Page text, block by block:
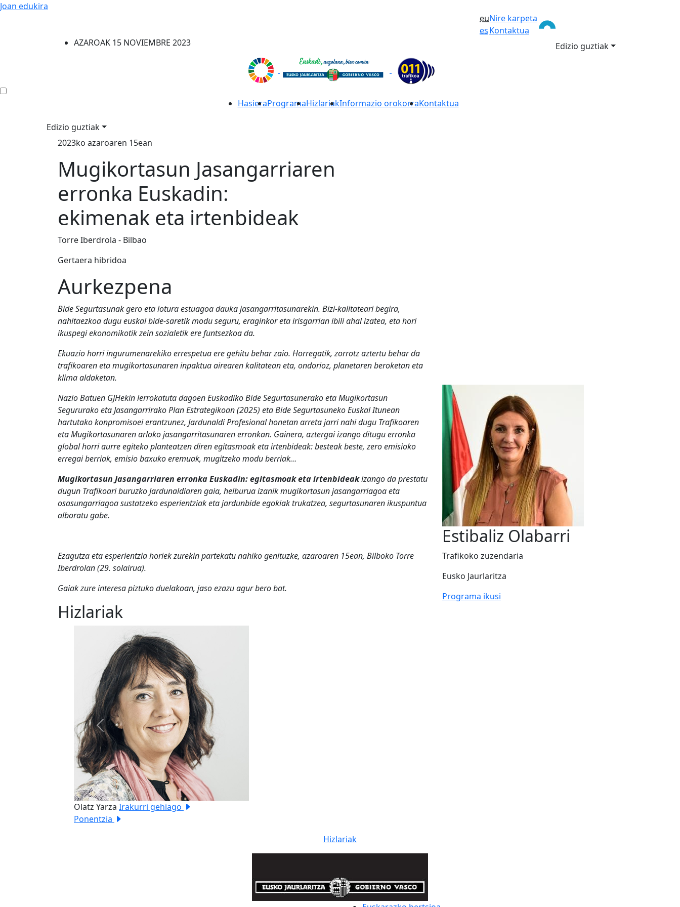
Joan edukira
eu
es
Nire karpeta
Kontaktua
AZAROAK 15 NOVIEMBRE 2023
Edizio guztiak
HasieraProgramaHizlariakInformazio orokorraKontaktua
Edizio guztiak
2023ko azaroaren 15ean
Mugikortasun Jasangarriaren
erronka Euskadin:
ekimenak eta irtenbideak
Torre Iberdrola - Bilbao
Gertaera hibridoa
Aurkezpena
Bide Segurtasunak gero eta lotura estuagoa dauka jasangarritasunarekin. Bizi-kalitateari begira,
nahitaezkoa dugu euskal bide-saretik modu seguru, eraginkor eta irisgarrian ibili ahal izatea, eta hori
ikuspegi ekonomikotik zein sozialetik ere funtsezkoa da.
Ekuazio horri ingurumenarekiko errespetua ere gehitu behar zaio. Horregatik, zorrotz aztertu behar da
trafikoaren eta mugikortasunaren inpaktua airearen kalitatean eta, ondorioz, planetaren beroketan eta
klima aldaketan.
Nazio Batuen GJHekin lerrokatuta dagoen Euskadiko Bide Segurtasunerako eta Mugikortasun
Segururako eta Jasangarrirako Plan Estrategikoan (2025) eta Bide Segurtasuneko Euskal Itunean
hartutako konpromisoei erantzunez, Jardunaldi Profesional honetan arreta jarri nahi dugu Trafikoaren
eta Mugikortasunaren arloko jasangarritasunaren erronkan. Gainera, aztergai izango ditugu erronka
global horri aurre egiteko planteatzen diren egitasmoak eta irtenbideak: besteak beste, zero emisioko
erregai berriak, emisio baxuko eremuak, mugitzeko modu berriak…
Mugikortasun Jasangarriaren erronka Euskadin: egitasmoak eta irtenbideakizango da prestatu
dugun Trafikoari buruzko Jardunaldiaren gaia, helburua izanik mugikortasun jasangarriagoa eta
osasungarriagoa sustatzeko esperientziak eta jardunbide egokiak trukatzea, segurtasunaren ikuspuntua
alboratu gabe.
Ezagutza eta esperientzia horiek zurekin partekatu nahiko genituzke, azaroaren 15ean, Bilboko Torre
Iberdrolan (29. solairua).
Gaiak zure interesa piztuko duelakoan, jaso ezazu agur bero bat.
Estibaliz Olabarri
Trafikoko zuzendaria
Eusko Jaurlaritza
Programa ikusi
Hizlariak
Previous
Olatz Yarza Irakurri gehiago
Ponentzia
Hizlariak